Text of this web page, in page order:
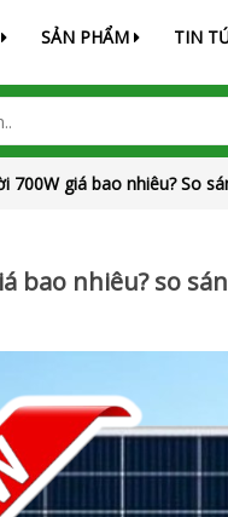
SẢN PHẨM TIN
700W giá bao nhiêu? So
bao nhiêu? so